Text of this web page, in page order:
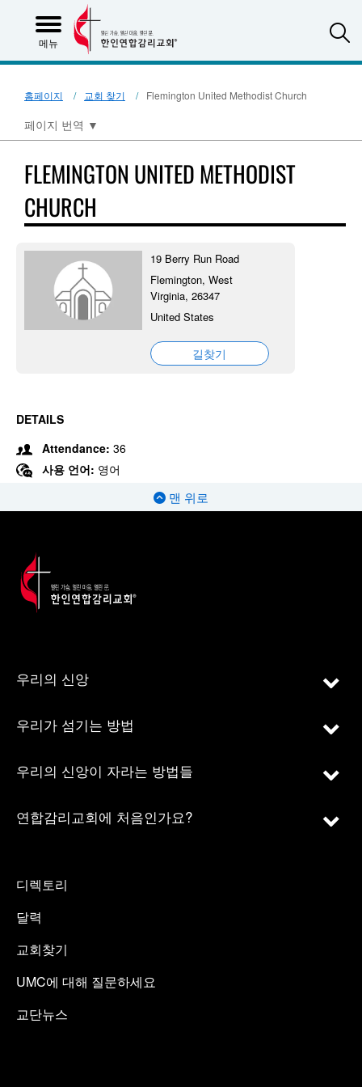
메뉴
홈페이지 교회 찾기 Flemington United Methodist Church
페이지 번역 ▼
FLEMINGTON UNITED METHODIST
CHURCH
19 Berry Run Road
Flemington, West
Virginia, 26347
United States
길찾기
DETAILS
Attendance: 36
사용 언어: 영어
맨 위로
우리의 신앙
우리가 섬기는 방법
우리의 신앙이 자라는 방법들
연합감리교회에 처음인가요?
디렉토리
달력
교회찾기
UMC에 대해 질문하세요
교단뉴스